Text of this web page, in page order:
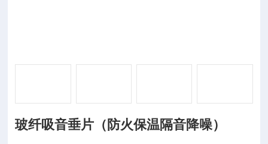
玻纤吸音垂片（防火保温隔音降噪）